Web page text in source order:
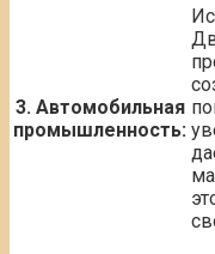
3. Автомобильная
промышленность: